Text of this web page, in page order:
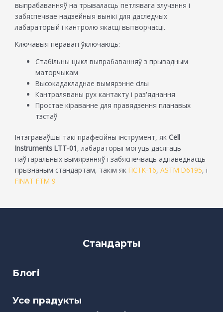
выпрабаванняў на трываласць петлявага злучэння і
забяспечвае надзейныя вынікі для даследчых
лабараторый і кантролю якасці вытворчасці.
Ключавыя перавагі ўключаюць:
Стабільны цыкл выпрабаванняў з прывадным
маторчыкам
Высокадакладнае вымярэнне сілы
Кантраляваны рух кантакту і раз'яднання
Простае кіраванне для правядзення планавых
тэстаў
Інтэграваўшы такі прафесійны інструмент, як Cell
Instruments LTT-01, лабараторыі могуць дасягаць
паўтаральных вымярэнняў і забяспечваць адпаведнасць
прызнаным стандартам, такім як ПСТК-16, ASTM D6195, і
FINAT FTM 9
Стандарты
Блогі
Усе прадукты